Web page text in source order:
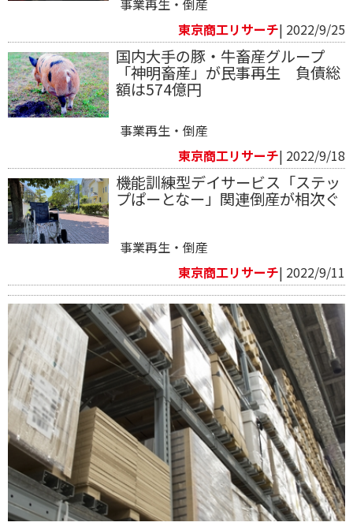
事業再生・倒産
東京商工リサーチ| 2022/9/25
国内大手の豚・牛畜産グループ
「神明畜産」が民事再生 負債総
額は574億円
事業再生・倒産
東京商工リサーチ| 2022/9/18
機能訓練型デイサービス「ステッ
プぱーとなー」関連倒産が相次ぐ
事業再生・倒産
東京商工リサーチ| 2022/9/11